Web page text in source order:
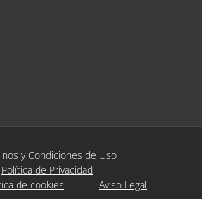
y Condiciones de Uso
Política de Privacidad
de cookies
Aviso Legal